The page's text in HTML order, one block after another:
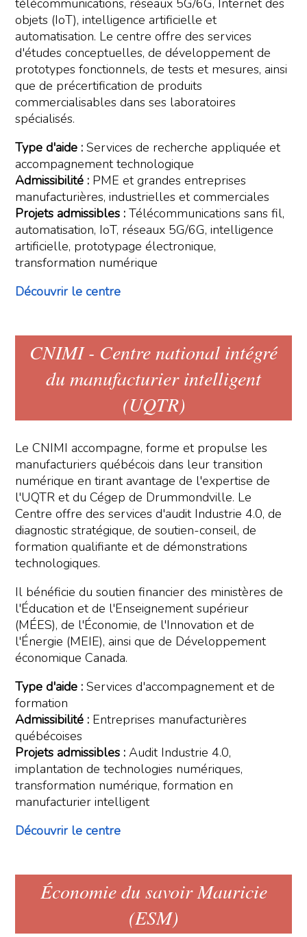
télécommunications, réseaux 5G/6G, Internet des
objets (IoT), intelligence artificielle et
automatisation. Le centre offre des services
d'études conceptuelles, de développement de
prototypes fonctionnels, de tests et mesures, ainsi
que de précertification de produits
commercialisables dans ses laboratoires
spécialisés.
Type d'aide : Services de recherche appliquée et
accompagnement technologique
Admissibilité : PME et grandes entreprises
manufacturières, industrielles et commerciales
Projets admissibles :Télécommunications sans fil,
automatisation, IoT, réseaux 5G/6G, intelligence
artificielle, prototypage électronique,
transformation numérique
Découvrir le centre
CNIMI - Centre national intégré
du manufacturier intelligent
(UQTR)
Le CNIMI accompagne, forme et propulse les
manufacturiers québécois dans leur transition
numérique en tirant avantage de l'expertise de
l'UQTR et du Cégep de Drummondville. Le
Centre offre des services d'audit Industrie 4.0, de
diagnostic stratégique, de soutien-conseil, de
formation qualifiante et de démonstrations
technologiques.
Il bénéficie du soutien financier des ministères de
l'Éducation et de l'Enseignement supérieur
(MÉES), de l'Économie, de l'Innovation et de
l'Énergie (MEIE), ainsi que de Développement
économique Canada.
Type d'aide :Services d'accompagnement et de
formation
Admissibilité : Entreprises manufacturières
québécoises
Projets admissibles : Audit Industrie 4.0,
implantation de technologies numériques,
transformation numérique, formation en
manufacturier intelligent
Découvrir le centre
Économie du savoir Mauricie
(ESM)